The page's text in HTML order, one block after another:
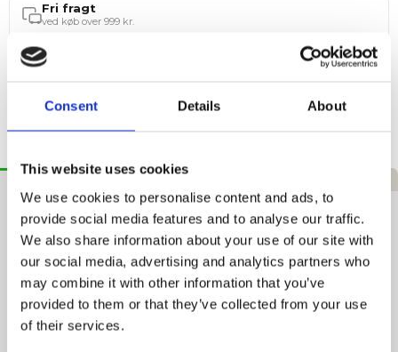
Consent Details About
This website uses cookies
We use cookies to personalise content and ads, to
provide social media features and to analyse our traffic.
We also share information about your use of our site with
our social media, advertising and analytics partners who
may combine it with other information that you’ve
provided to them or that they’ve collected from your use
of their services.
Fri fragt
ved køb over 999 kr.
Hurtig levering
1–3 hverdage
365 dages returret
Tryg handel
ASG Varmecreme
Forbered dine muskler effektivt og forbedr din præstation
med ASG Heatcream Xtra Hot, en kraftfuld varmende creme
designet til aktivt at arbejde sammen med din krops
bevægelser. Denne avancerede formel er ideel til brug før
enhver fysisk aktivitet for at aktivere musklerne og øge